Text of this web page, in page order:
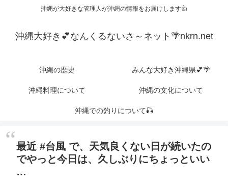
沖縄が大好きな管理人が沖縄の情報をお届けします👍
沖縄大好き💕なんくるないさ～ネット🌴nkrn.net
沖縄の歴史 みんな大好き沖縄県💕🌴
沖縄料理について 沖縄の文化について
沖縄での釣りについて🎣
最近 #台風 で、天気良くない日が続いたの
でやっと今日は、久しぶりにちょっといい
…